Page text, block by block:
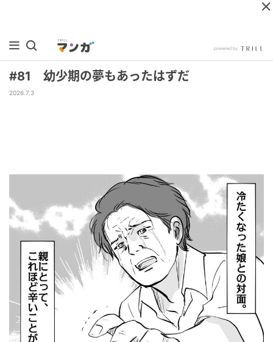
#81 幼少期の夢もあったはずだ
2026.7.3